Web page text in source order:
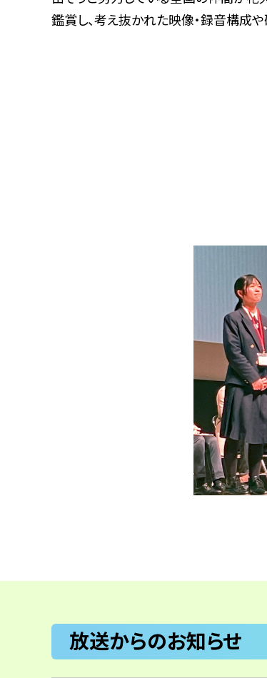
鑑賞し、考え抜かれた映像・録音構成
放送からのお知らせ